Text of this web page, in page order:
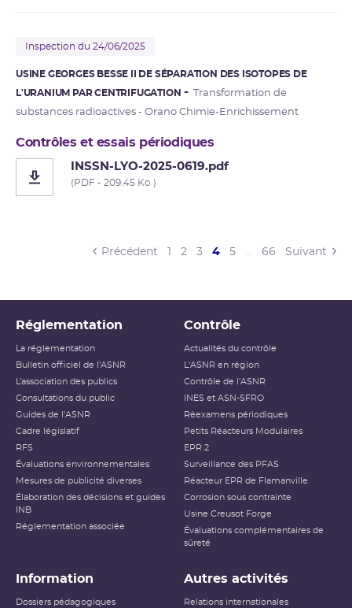
Inspection du 24/06/2025
USINE GEORGES BESSE II DE SÉPARATION DES ISOTOPES DE
L'URANIUM PAR CENTRIFUGATION
Transformation de
substances radioactives - Orano Chimie-Enrichissement
Contrôles et essais périodiques
INSSN-LYO-2025-0619.pdf
(PDF - 209.45 Ko )
Précédent 2 3 4(current)
5 … 66 Suivant
Réglementation
La réglementation
Bulletin officiel de l'ASNR
L’association des publics
Consultations du public
Guides de l'ASNR
Cadre législatif
RFS
Évaluations environnementales
Mesures de publicité diverses
Élaboration des décisions et guides
INB
Réglementation associée
Contrôle
Actualités du contrôle
L'ASNR en région
Contrôle de l'ASNR
INES et ASN-SFRO
Réexamens périodiques
Petits Réacteurs Modulaires
EPR 2
Surveillance des PFAS
Réacteur EPR de Flamanville
Corrosion sous contrainte
Usine Creusot Forge
Évaluations complémentaires de
sûreté
Information
Dossiers pédagogiques
Autres activités
Relations internationales